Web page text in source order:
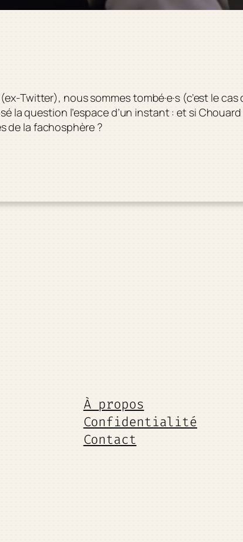
Twitter), nous sommes tombé·e·s (c’est le
la question l’espace d’un instant : et si
de la fachosphère ?
À propos
Confidentialité
Contact